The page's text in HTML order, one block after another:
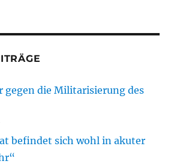
gegen die Militarisierung des
befindet sich wohl in akuter